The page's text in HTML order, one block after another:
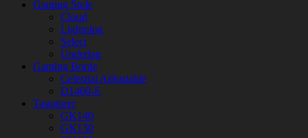
Gaming Stole
Cloud
Lightning
Select
Underlag
Gaming Borde
Celestial Adjustable
D1400-E
Tastaturer
GK140
GK130